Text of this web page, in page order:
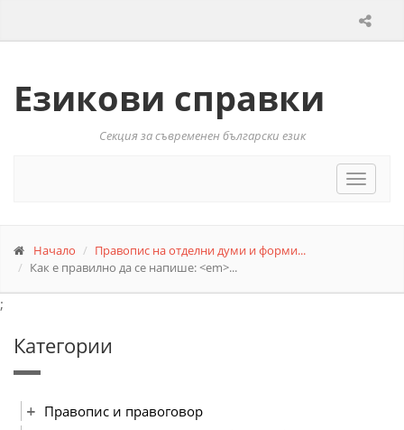
Езикови справки
Секция за съвременен български език
Toggle
Начало
Правопис на отделни думи и форми...
Как е правилно да се напише: <em>...
;
Категории
Правопис и правоговор